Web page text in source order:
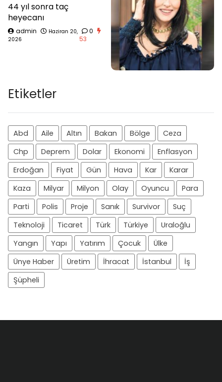
44 yıl sonra taç
heyecanı
admin
Haziran 20,
2026
0
53
Etiketler
Abd Aile Altın Bakan Bölge
Ceza
Chp
Deprem Dolar Ekonomi
Enflasyon
Erdoğan
Fiyat Gün Hava Kar
Karar
Kaza
Milyar Milyon Olay Oyuncu
Para
Parti
Polis Proje Sanık Survivor
Suç
Teknoloji
Ticaret Türk Türkiye
Uraloğlu
Yangın
Yapı Yatırım Çocuk
Ülke
Ünye Haber
Üretim İhracat İstanbul
İş
Şüpheli